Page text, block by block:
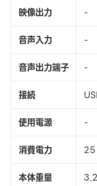
映像出力
-
音声入力
-
音声出力端子
-
接続
使用電源
-
消費電力
本体重量